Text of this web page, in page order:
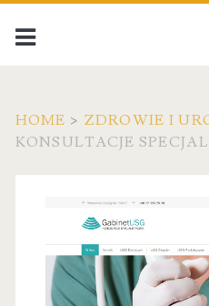
HOME > ZDROWIE I
KONSULTACJE